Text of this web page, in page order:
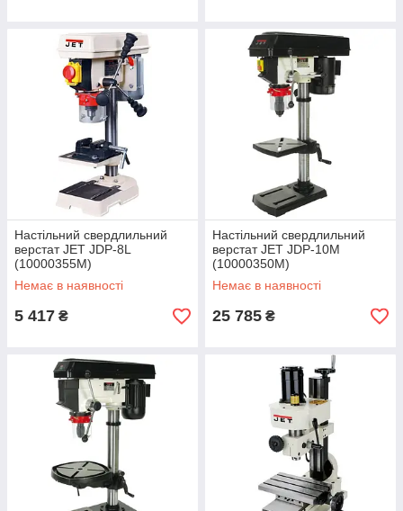
Настільний свердлильний
верстат JET JDP-8L
(10000355M)
Немає в наявності
5 417 ₴
Настільний свердлильний
верстат JET JDP-10M
(10000350M)
Немає в наявності
25 785 ₴